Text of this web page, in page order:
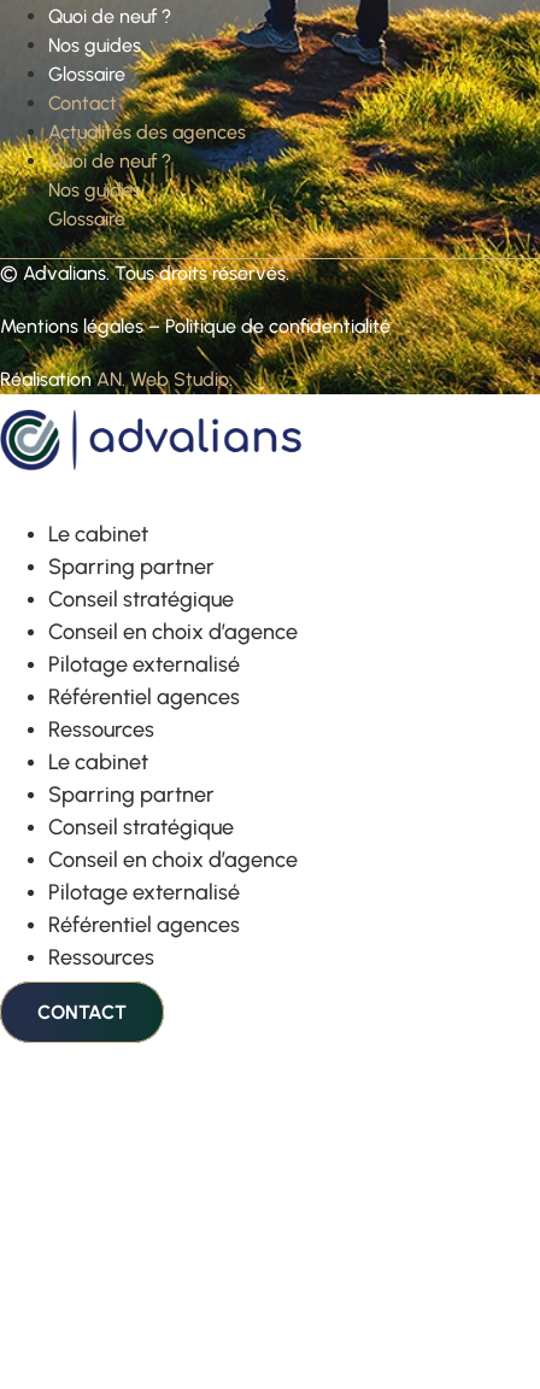
Quoi de neuf ?
Nos guides
Glossaire
Contact
Actualités des agences
Quoi de neuf ?
Nos guides
Glossaire
© Advalians. Tous droits réservés.
Mentions légales–Politique de confidentialité
RéalisationAN. Web Studio.
Le cabinet
Sparring partner
Conseil stratégique
Conseil en choix d’agence
Pilotage externalisé
Référentiel agences
Ressources
Le cabinet
Sparring partner
Conseil stratégique
Conseil en choix d’agence
Pilotage externalisé
Référentiel agences
Ressources
CONTACT